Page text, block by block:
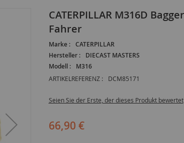
CATERPILLAR M316D Bagger auf Reifen mit
Fahrer
Marke :
CATERPILLAR
Hersteller :
DIECAST MASTERS
Modell :
M316
ARTIKELREFERENZ : DCM85171
Seien Sie der Erste, der dieses Produkt bewertet
66,90 €